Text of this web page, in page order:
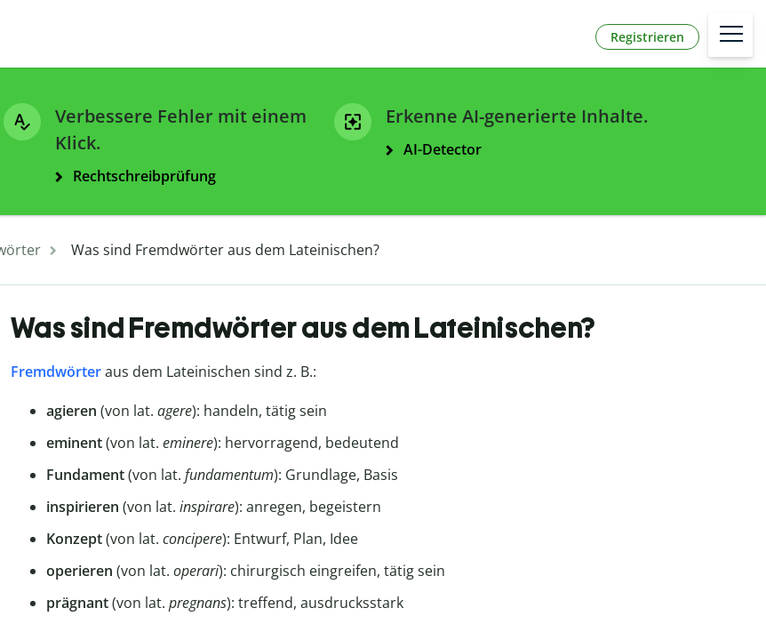
Registrieren
Verbessere Fehler mit einem
Klick.
Rechtschreibprüfung
Erkenne AI-generierte Inhalte.
AI-Detector
Was sind Fremdwörter aus dem Lateinischen?
Was sind Fremdwörter aus dem Lateinischen?
Fremdwörteraus dem Lateinischen sind z. B.:
agieren (von lat. agere): handeln, tätig sein
eminent(von lat. eminere): hervorragend, bedeutend
Fundament(von lat. fundamentum): Grundlage, Basis
inspirieren (von lat. inspirare): anregen, begeistern
Konzept(von lat. concipere): Entwurf, Plan, Idee
operieren (von lat. operari): chirurgisch eingreifen, tätig sein
prägnant(von lat. pregnans): treffend, ausdrucksstark